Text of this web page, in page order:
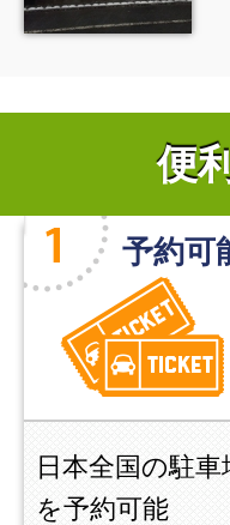
便
予約可
日本全国の駐車
を予約可能